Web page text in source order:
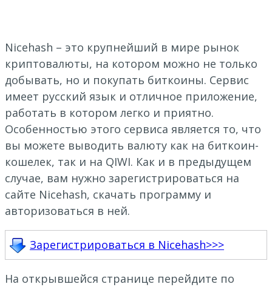
Nicehash – это крупнейший в мире рынок
криптовалюты, на котором можно не только
добывать, но и покупать биткоины. Сервис
имеет русский язык и отличное приложение,
работать в котором легко и приятно.
Особенностью этого сервиса является то, что
вы можете выводить валюту как на биткоин-
кошелек, так и на QIWI. Как и в предыдущем
случае, вам нужно зарегистрироваться на
сайте Nicehash, скачать программу и
авторизоваться в ней.
Зарегистрироваться в Nicehash>>>
На открывшейся странице перейдите по